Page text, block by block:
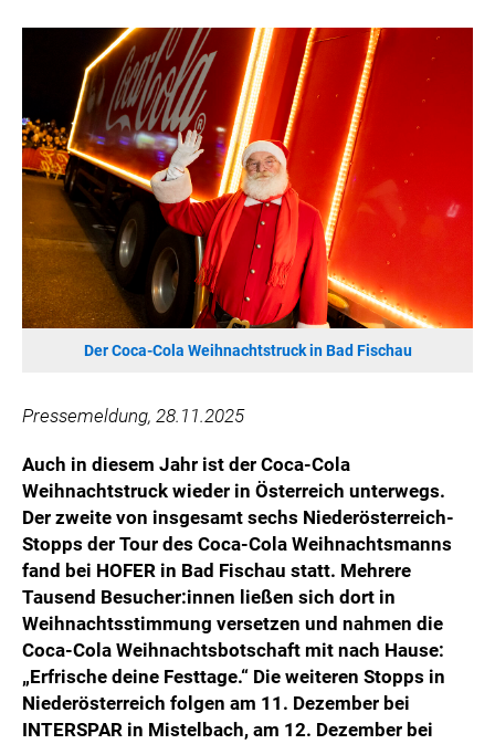
HANNERSBERG
WILHELM-EXNER-MEDAILLEN STIFTUNG
ADMIRAL SPORTWETTEN
EWP RECYCLING PFAND ÖSTERREICH
ANNEMARIE CHARITY
IMPERIAL MARKETS
TRÄGERVEREIN EINWEGPFAND
SPECIAL OLYMPICS ÖSTERREICH
MEDIA
Der Coca-Cola Weihnachtstruck in Bad Fischau
Pressemeldung, 28.11.2025
Auch in diesem Jahr ist der Coca-Cola
Weihnachtstruck wieder in Österreich unterwegs.
Der zweite von insgesamt sechs Niederösterreich-
Stopps der Tour des Coca-Cola Weihnachtsmanns
fand bei HOFER in Bad Fischau statt. Mehrere
Tausend Besucher:innen ließen sich dort in
Weihnachtsstimmung versetzen und nahmen die
Coca-Cola Weihnachtsbotschaft mit nach Hause:
„Erfrische deine Festtage.“ Die weiteren Stopps in
Niederösterreich folgen am 11. Dezember bei
INTERSPAR in Mistelbach, am 12. Dezember bei